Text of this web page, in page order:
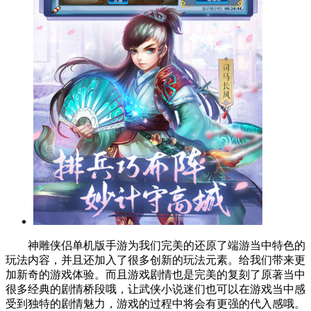
神雕侠侣单机版手游为我们完美的还原了端游当中特色的
玩法内容，并且还加入了很多创新的玩法元素。给我们带来更
加新奇的游戏体验。而且游戏剧情也是完美的复刻了原著当中
很多经典的剧情桥段哦，让武侠小说迷们也可以在游戏当中感
受到独特的剧情魅力，游戏的过程中将会有更强的代入感哦。